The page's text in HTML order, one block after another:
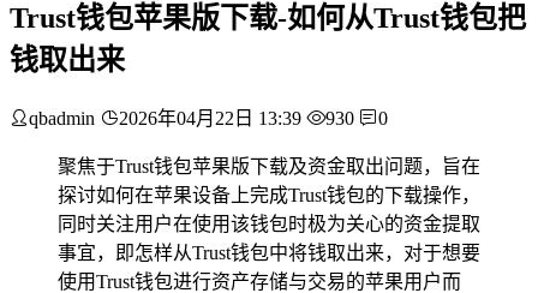
Trust钱包苹果版下载-如何从Trust钱包把
钱取出来
qbadmin 2026年04月22日 13:39 930 0
聚焦于Trust钱包苹果版下载及资金取出问题，旨在
探讨如何在苹果设备上完成Trust钱包的下载操作，
同时关注用户在使用该钱包时极为关心的资金提取
事宜，即怎样从Trust钱包中将钱取出来，对于想要
使用Trust钱包进行资产存储与交易的苹果用户而